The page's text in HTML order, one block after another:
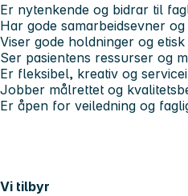
Er nytenkende og bidrar til
Har gode samarbeidsevner
Viser gode holdninger og
Ser pasientens ressurser og
Er fleksibel, kreativ og
Jobber målrettet og
Er åpen for veiledning og
Vi tilbyr